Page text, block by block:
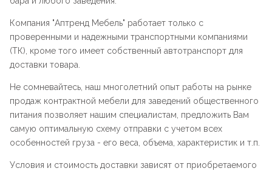
Компания "Аптренд Мебель" работает только с
проверенными и надежными транспортными компаниями
(ТК), кроме того имеет собственный автотранспорт для
доставки товара.
Не сомневайтесь, наш многолетний опыт работы на рынке
продаж контрактной мебели для заведений общественного
питания позволяет нашим специалистам, предложить Вам
самую оптимальную схему отправки с учетом всех
особенностей груза - его веса, объема, характеристик и т.п.
Условия и стоимость доставки зависят от приобретаемого